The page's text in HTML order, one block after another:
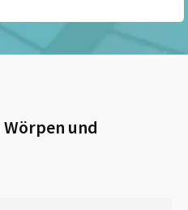
Wörpen und